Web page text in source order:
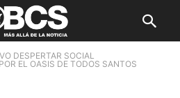
DESPERTAR SOCIAL
EL OASIS DE TODOS SANTOS